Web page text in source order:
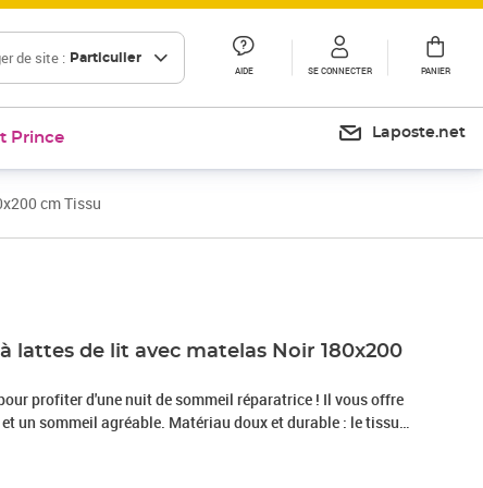
de site : Particulier
AIDE SE CONNECTER PANIER
Prince Laposte.net
cm Tissu
lattes de lit avec matelas Noir 180x200
profiter d'une nuit de sommeil réparatrice ! Il vous offre
un sommeil agréable. Matériau doux et durable : le tissu
respirabilité et durabilité, vous garantissant un confort et